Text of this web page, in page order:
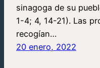
sinagoga de su
1-4; 4, 14-21). Las
recogían…
20 enero, 2022